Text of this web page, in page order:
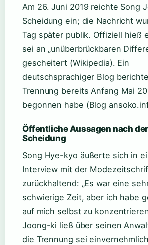
Am 26. Juni 2019 reichte Song
Scheidung ein; die Nachricht
Tag später publik. Offiziell hieß
sei an „unüberbrückbaren
gescheitert (Wikipedia). Ein
deutschsprachiger Blog
Trennung bereits Anfang Mai
begonnen habe (Blog
Öffentliche Aussagen nach der
Scheidung
Song Hye-kyo äußerte sich in
Interview mit der Modezeitschrift
zurückhaltend: „Es war eine
schwierige Zeit, aber ich habe
auf mich selbst zu
Joong-ki ließ über seinen
die Trennung sei